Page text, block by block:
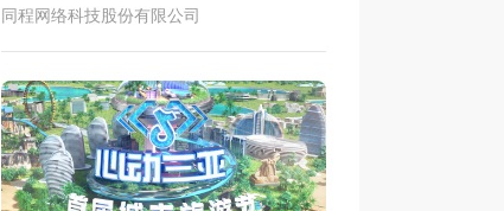
同程网络科技股份有限公司